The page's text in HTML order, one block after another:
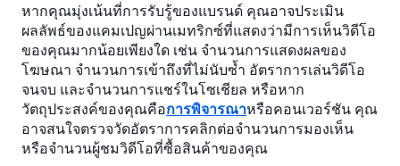
หากคุณมุ่งเน้นที่การรับรู้ของแบรนด์ คุณอาจประเมิน
ผลลัพธ์ของแคมเปญผ่านเมทริกซ์ที่แสดงว่ามีการเห็นวิดีโอ
ของคุณมากน้อยเพียงใด เช่น จำนวนการแสดงผลของ
โฆษณา จำนวนการเข้าถึงที่ไม่นับซ้ำ อัตราการเล่นวิดีโอ
จนจบ และจำนวนการแชร์ในโซเชียล หรือหาก
วัตถุประสงค์ของคุณคือการพิจารณาหรือคอนเวอร์ชัน คุณ
อาจสนใจตรวจวัดอัตราการคลิกต่อจำนวนการมองเห็น
หรือจำนวนผู้ชมวิดีโอที่ซื้อสินค้าของคุณ